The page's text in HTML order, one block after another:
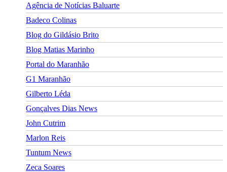
Agência de Notícias Baluarte
Badeco Colinas
Blog do Gildásio Brito
Blog Matias Marinho
Portal do Maranhão
G1 Maranhão
Gilberto Léda
Gonçalves Dias News
John Cutrim
Marlon Reis
Tuntum News
Zeca Soares